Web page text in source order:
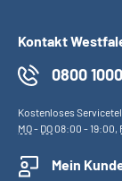
Kontakt
0800
Kostenloses
MO- DO08:00 - 19:00,
Mein